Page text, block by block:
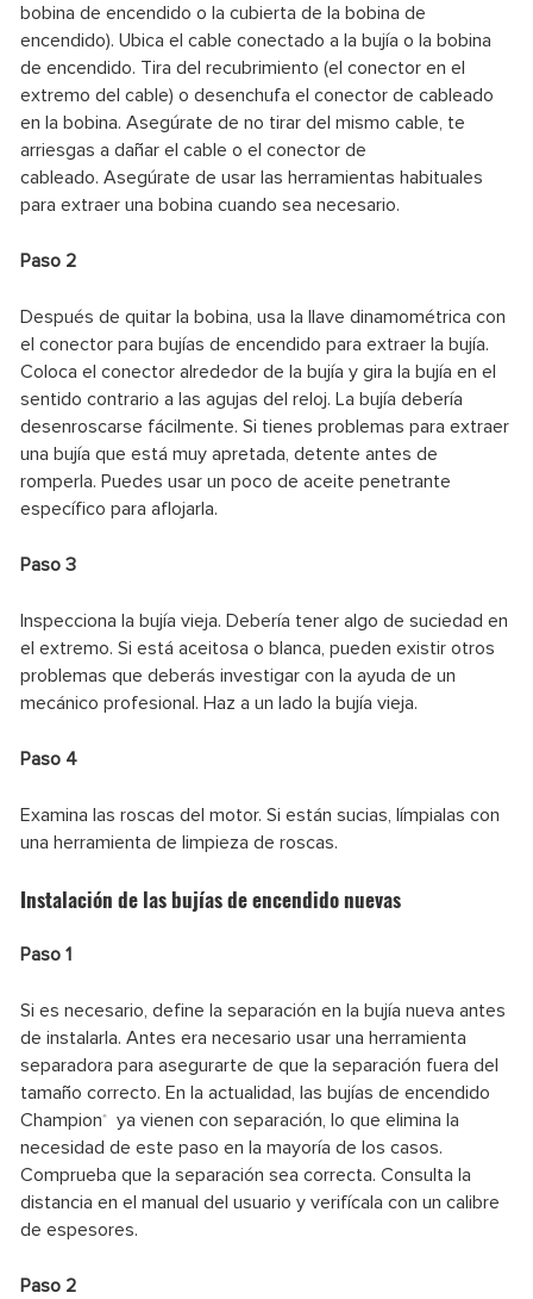
bobina de encendido o la cubierta de la bobina de
encendido). Ubica el cable conectado a la bujía o la bobina
de encendido. Tira del recubrimiento (el conector en el
extremo del cable) o desenchufa el conector de cableado
en la bobina. Asegúrate de no tirar del mismo cable, te
arriesgas a dañar el cable o el conector de
cableado. Asegúrate de usar las herramientas habituales
para extraer una bobina cuando sea necesario.
Paso 2
Después de quitar la bobina, usa la llave dinamométrica con
el conector para bujías de encendido para extraer la bujía.
Coloca el conector alrededor de la bujía y gira la bujía en el
sentido contrario a las agujas del reloj. La bujía debería
desenroscarse fácilmente. Si tienes problemas para extraer
una bujía que está muy apretada, detente antes de
romperla. Puedes usar un poco de aceite penetrante
específico para aflojarla.
Paso 3
Inspecciona la bujía vieja. Debería tener algo de suciedad en
el extremo. Si está aceitosa o blanca, pueden existir otros
problemas que deberás investigar con la ayuda de un
mecánico profesional. Haz a un lado la bujía vieja.
Paso 4
Examina las roscas del motor. Si están sucias, límpialas con
una herramienta de limpieza de roscas.
Instalación de las bujías de encendido nuevas
Paso 1
Si es necesario, define la separación en la bujía nueva antes
de instalarla. Antes era necesario usar una herramienta
separadora para asegurarte de que la separación fuera del
tamaño correcto. En la actualidad, las bujías de encendido
Champion®
ya vienen con separación, lo que elimina la
necesidad de este paso en la mayoría de los casos.
Comprueba que la separación sea correcta. Consulta la
distancia en el manual del usuario y verifícala con un calibre
de espesores.
Paso 2